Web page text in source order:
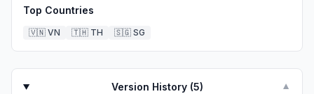
Top Countries
🇻🇳 VN 🇹🇭 TH 🇸🇬 SG
Version History (5) ▼